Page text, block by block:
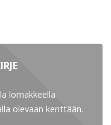
lomakkeella
olevaan kenttään.